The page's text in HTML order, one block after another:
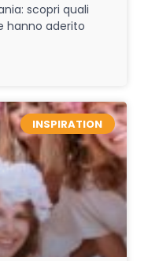
scopri quali
hanno aderito
INSPIRATION